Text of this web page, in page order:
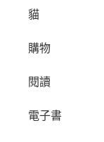
貓
購物
閱讀
電子書